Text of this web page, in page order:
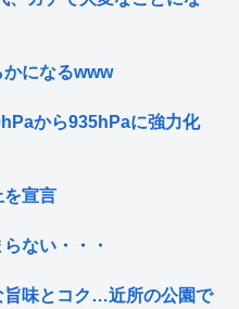
かになるwww
から935hPaに強力化
を宣言
ない・・・
旨味とコク…近所の公園で